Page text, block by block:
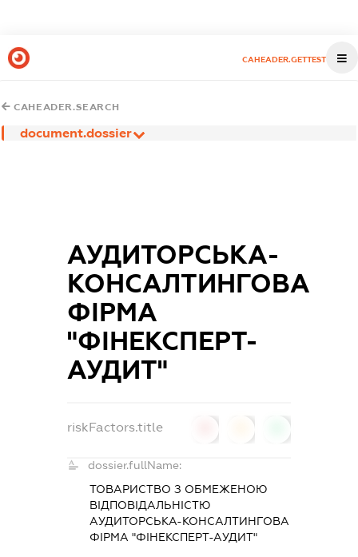
CAHEADER.GETTEST
CAHEADER.SEARCH
document.dossier
АУДИТОРСЬКА-
КОНСАЛТИНГОВА
ФІРМА
"ФІНЕКСПЕРТ-
АУДИТ"
riskFactors.title
dossier.fullName:
ТОВАРИСТВО З ОБМЕЖЕНОЮ
ВІДПОВІДАЛЬНІСТЮ
АУДИТОРСЬКА-КОНСАЛТИНГОВА
ФІРМА "ФІНЕКСПЕРТ-АУДИТ"